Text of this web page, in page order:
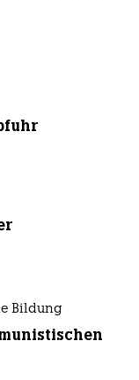
Bildung